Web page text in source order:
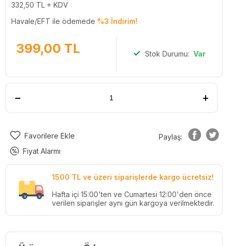
332,50 TL + KDV
Havale/EFT ile ödemede %3 İndirim!
399,00 TL Stok Durumu: Var
Favorilere Ekle
Fiyat Alarmı
Paylaş:
1500 TL ve üzeri siparişlerde kargo ücretsiz!
Hafta içi 15:00'ten ve Cumartesi 12:00'den önce
verilen siparişler aynı gün kargoya verilmektedir.